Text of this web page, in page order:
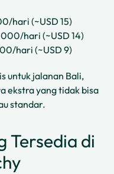
hari (~USD 15)
hari (~USD 14)
hari (~USD 9)
untuk jalanan Bali,
ekstra yang tidak bisa
standar.
Tersedia di